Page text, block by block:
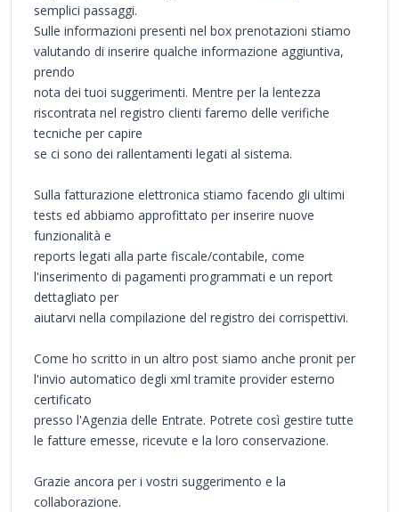
semplici passaggi.
Sulle informazioni presenti nel box prenotazioni stiamo
valutando di inserire qualche informazione aggiuntiva,
prendo
nota dei tuoi suggerimenti. Mentre per la lentezza
riscontrata nel registro clienti faremo delle verifiche
tecniche per capire
se ci sono dei rallentamenti legati al sistema.
Sulla fatturazione elettronica stiamo facendo gli ultimi
tests ed abbiamo approfittato per inserire nuove
funzionalità e
reports legati alla parte fiscale/contabile, come
l'inserimento di pagamenti programmati e un report
dettagliato per
aiutarvi nella compilazione del registro dei corrispettivi.
Come ho scritto in un altro post siamo anche pronit per
l'invio automatico degli xml tramite provider esterno
certificato
presso l'Agenzia delle Entrate. Potrete così gestire tutte
le fatture emesse, ricevute e la loro conservazione.
Grazie ancora per i vostri suggerimento e la
collaborazione.